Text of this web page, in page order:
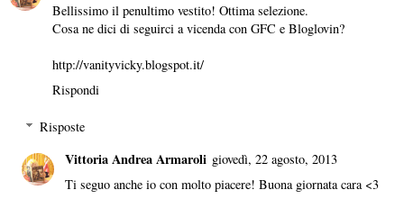
Bellissimo il penultimo vestito! Ottima selezione.
Cosa ne dici di seguirci a vicenda con GFC e Bloglovin?
http://vanityvicky.blogspot.it/
Rispondi
Risposte
Vittoria Andrea Armaroli giovedì, 22 agosto, 2013
Ti seguo anche io con molto piacere! Buona giornata cara <3